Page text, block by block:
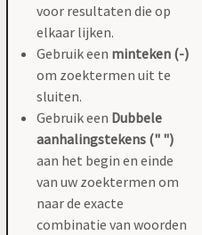
voor resultaten die op
elkaar lijken.
Gebruik een minteken (-)
om zoektermen uit te
sluiten.
Gebruik een Dubbele
aanhalingstekens (" ")
aan het begin en einde
van uw zoektermen om
naar de exacte
combinatie van woorden